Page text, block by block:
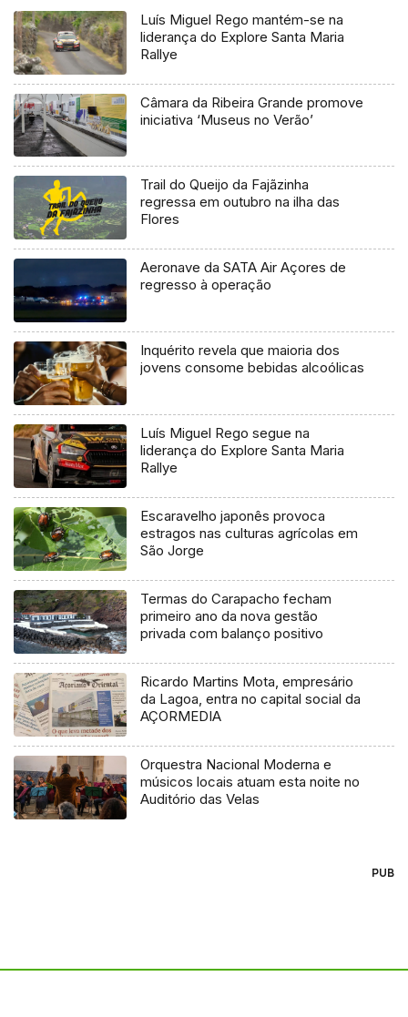
Luís Miguel Rego mantém-se na
liderança do Explore Santa Maria
Rallye
Câmara da Ribeira Grande promove
iniciativa ‘Museus no Verão’
Trail do Queijo da Fajãzinha
regressa em outubro na ilha das
Flores
Aeronave da SATA Air Açores de
regresso à operação
Inquérito revela que maioria dos
jovens consome bebidas alcoólicas
Luís Miguel Rego segue na
liderança do Explore Santa Maria
Rallye
Escaravelho japonês provoca
estragos nas culturas agrícolas em
São Jorge
Termas do Carapacho fecham
primeiro ano da nova gestão
privada com balanço positivo
Ricardo Martins Mota, empresário
da Lagoa, entra no capital social da
AÇORMEDIA
Orquestra Nacional Moderna e
músicos locais atuam esta noite no
Auditório das Velas
PUB